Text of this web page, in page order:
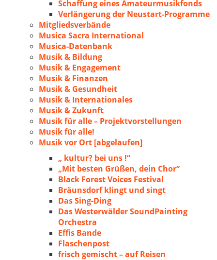
Schaffung eines Amateurmusikfonds
Verlängerung der Neustart-Programme
Mitgliedsverbände
Musica Sacra International
Musica-Datenbank
Musik & Bildung
Musik & Engagement
Musik & Finanzen
Musik & Gesundheit
Musik & Internationales
Musik & Zukunft
Musik für alle – Projektvorstellungen
Musik für alle!
Musik vor Ort [abgelaufen]
„ kultur? bei uns !“
„Mit besten Grüßen, dein Chor“
Black Forest Voices Festival
Bräunsdorf klingt und singt
Das Sing-Ding
Das Westerwälder SoundPainting
Orchestra
Effis Bande
Flaschenpost
frisch gemischt – auf Reisen